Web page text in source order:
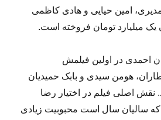
امین حیایی و هادی کاظمی
یک میلیارد تومان فروخته است.
1396 : مهران احمدی در اولین فیلمش
هومن سیدی و بابک حمیدیان
اصلی فیلم در اختیار رضا
که سالیان سال است محبوبیت زیادی